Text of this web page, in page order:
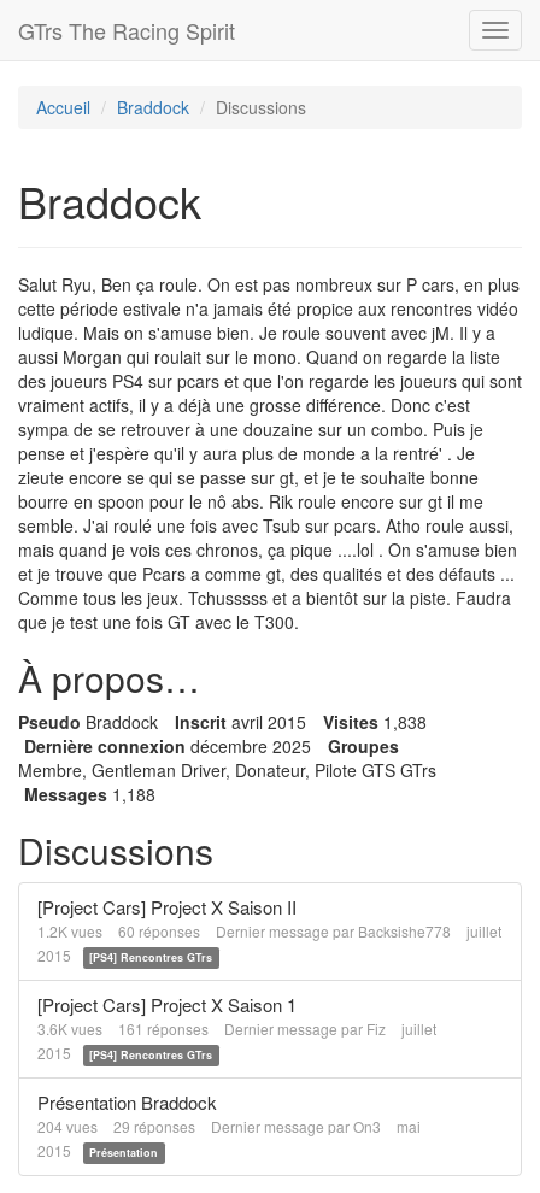
GTrs The Racing Spirit
Accueil Braddock Discussions
Braddock
Salut Ryu, Ben ça roule. On est pas nombreux sur P cars, en plus
cette période estivale n'a jamais été propice aux rencontres vidéo
ludique. Mais on s'amuse bien. Je roule souvent avec jM. Il y a
aussi Morgan qui roulait sur le mono. Quand on regarde la liste
des joueurs PS4 sur pcars et que l'on regarde les joueurs qui sont
vraiment actifs, il y a déjà une grosse différence. Donc c'est
sympa de se retrouver à une douzaine sur un combo. Puis je
pense et j'espère qu'il y aura plus de monde a la rentré' . Je
zieute encore se qui se passe sur gt, et je te souhaite bonne
bourre en spoon pour le nô abs. Rik roule encore sur gt il me
semble. J'ai roulé une fois avec Tsub sur pcars. Atho roule aussi,
mais quand je vois ces chronos, ça pique ....lol . On s'amuse bien
et je trouve que Pcars a comme gt, des qualités et des défauts ...
Comme tous les jeux. Tchusssss et a bientôt sur la piste. Faudra
que je test une fois GT avec le T300.
À propos…
Pseudo Braddock Inscrit avril 2015 Visites 1,838
Dernière connexion décembre 2025
Groupes
Membre, Gentleman Driver, Donateur, Pilote GTS GTrs
Messages 1,188
Discussions
[Project Cars] Project X Saison II
1.2Kvues 60 réponses Dernier message par Backsishe778
juillet
2015
[PS4] Rencontres GTrs
[Project Cars] Project X Saison 1
3.6Kvues 161 réponses Dernier message par Fiz
juillet
2015
[PS4] Rencontres GTrs
Présentation Braddock
204 vues 29 réponses Dernier message parOn3
mai
2015
Présentation